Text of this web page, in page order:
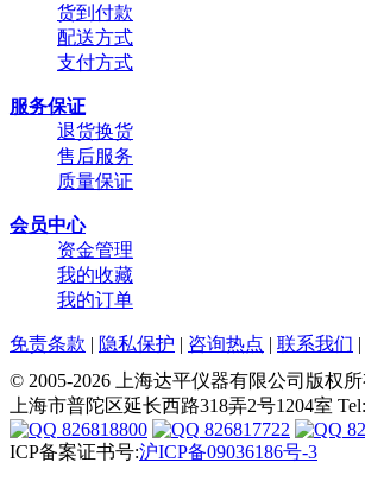
货到付款
配送方式
支付方式
服务保证
退货换货
售后服务
质量保证
会员中心
资金管理
我的收藏
我的订单
免责条款 | 隐私保护 | 咨询热点 | 联系我们 |
© 2005-2026 上海达平仪器有限公司版权
上海市普陀区延长西路318弄2号1204室
826818800
826817722
ICP备案证书号:沪ICP备09036186号-3